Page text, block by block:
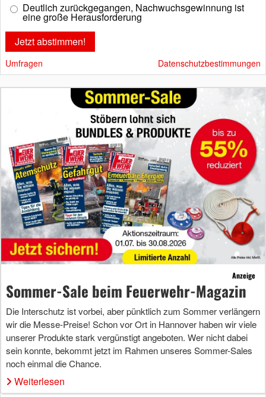
Deutlich zurückgegangen, Nachwuchsgewinnung ist
eine große Herausforderung
Umfragen Datenschutzbestimmungen
Anzeige
Sommer-Sale beim Feuerwehr-Magazin
Die Interschutz ist vorbei, aber pünktlich zum Sommer verlängern
wir die Messe-Preise! Schon vor Ort in Hannover haben wir viele
unserer Produkte stark vergünstigt angeboten. Wer nicht dabei
sein konnte, bekommt jetzt im Rahmen unseres Sommer-Sales
noch einmal die Chance.
Weiterlesen